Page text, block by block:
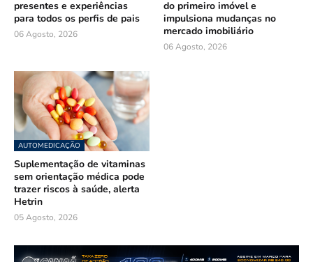
presentes e experiências
para todos os perfis de pais
06 Agosto, 2026
do primeiro imóvel e
impulsiona mudanças no
mercado imobiliário
06 Agosto, 2026
AUTOMEDICAÇÃO
Suplementação de vitaminas
sem orientação médica pode
trazer riscos à saúde, alerta
Hetrin
05 Agosto, 2026